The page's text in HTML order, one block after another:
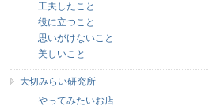
工夫したこと
役に立つこと
思いがけないこと
美しいこと
大切みらい研究所
やってみたいお店